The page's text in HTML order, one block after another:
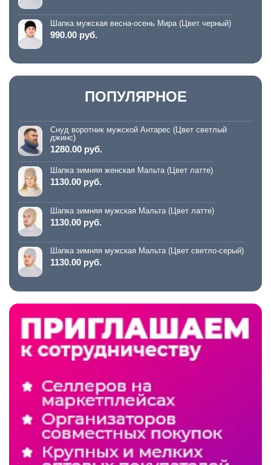
Шапка мужская весна-осень Мира (Цвет черный)
990.00 руб.
ПОПУЛЯРНОЕ
Снуд воротник мужской Антарес (Цвет светлый
джинс)
1280.00 руб.
Шапка зимняя женская Мальта (Цвет латте)
1130.00 руб.
Шапка зимняя мужская Мальта (Цвет латте)
1130.00 руб.
Шапка зимняя мужская Мальта (Цвет светло-серый)
1130.00 руб.